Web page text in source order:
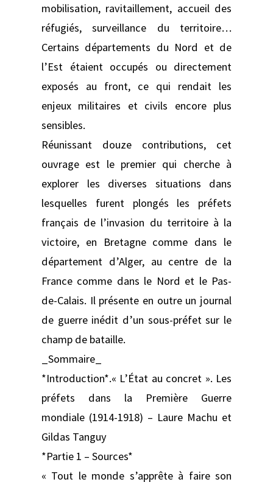
mobilisation, ravitaillement, accueil des
réfugiés, surveillance du territoire…
Certains départements du Nord et de
l’Est étaient occupés ou directement
exposés au front, ce qui rendait les
enjeux militaires et civils encore plus
sensibles.
Réunissant douze contributions, cet
ouvrage est le premier qui cherche à
explorer les diverses situations dans
lesquelles furent plongés les préfets
français de l’invasion du territoire à la
victoire, en Bretagne comme dans le
département d’Alger, au centre de la
France comme dans le Nord et le Pas-
de-Calais. Il présente en outre un journal
de guerre inédit d’un sous-préfet sur le
champ de bataille.
_Sommaire_
*Introduction*.« L’État au concret ». Les
préfets dans la Première Guerre
mondiale (1914-1918) – Laure Machu et
Gildas Tanguy
*Partie 1 – Sources*
« Tout le monde s’apprête à faire son